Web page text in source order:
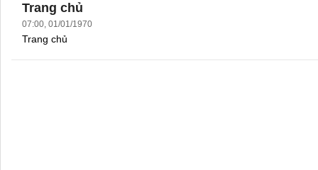
Trang chủ
07:00, 01/01/1970
Trang chủ